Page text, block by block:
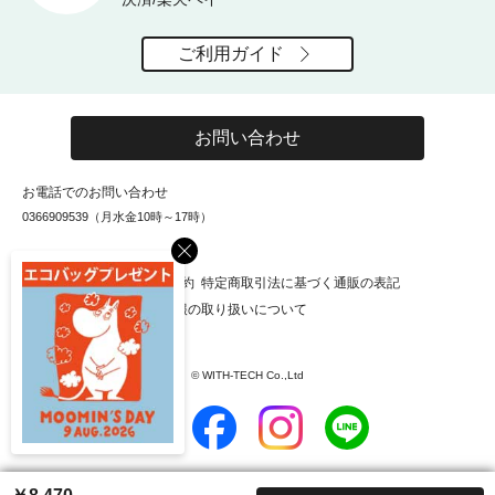
×
ご利用ガイド
お問い合わせ
お電話でのお問い合わせ
0366909539（月水金10時～17時）
お知らせ 会社概要 利用規約 特定商取引法に基づく通販の表記
個人情報保護方針 個人情報の取り扱いについて
© WITH-TECH Co.,Ltd